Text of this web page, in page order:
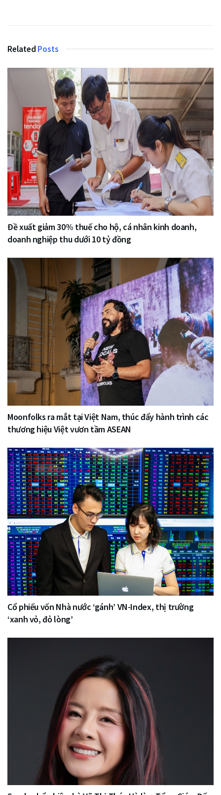
Related Posts
Đề xuất giảm 30% thuế cho hộ, cá nhân kinh doanh,
doanh nghiệp thu dưới 10 tỷ đồng
Moonfolks ra mắt tại Việt Nam, thúc đẩy hành trình các
thương hiệu Việt vươn tầm ASEAN
Cổ phiếu vốn Nhà nước ‘gánh’ VN-Index, thị trường
‘xanh vỏ, đỏ lòng’